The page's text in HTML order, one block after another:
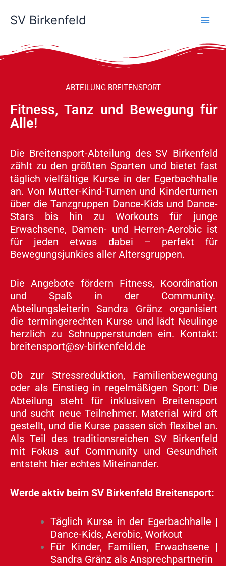
InhaltSV Birkenfeld
ABTEILUNG BREITENSPORT
Fitness, Tanz und Bewegung für
Alle!
Die Breitensport-Abteilung des SV Birkenfeld
zählt zu den größten Sparten und bietet fast
täglich vielfältige Kurse in der Egerbachhalle
an. Von Mutter-Kind-Turnen und Kinderturnen
über die Tanzgruppen Dance-Kids und Dance-
Stars bis hin zu Workouts für junge
Erwachsene, Damen- und Herren-Aerobic ist
für jeden etwas dabei – perfekt für
Bewegungsjunkies aller Altersgruppen.
Die Angebote fördern Fitness, Koordination
und Spaß in der Community.
Abteilungsleiterin Sandra Gränz organisiert
die termingerechten Kurse und lädt Neulinge
herzlich zu Schnupperstunden ein. Kontakt:
breitensport@sv-birkenfeld.de
Ob zur Stressreduktion, Familienbewegung
oder als Einstieg in regelmäßigen Sport: Die
Abteilung steht für inklusiven Breitensport
und sucht neue Teilnehmer. Material wird oft
gestellt, und die Kurse passen sich flexibel an.
Als Teil des traditionsreichen SV Birkenfeld
mit Fokus auf Community und Gesundheit
entsteht hier echtes Miteinander.
Werde aktiv beim SV Birkenfeld Breitensport:
Täglich Kurse in der Egerbachhalle |
Dance-Kids, Aerobic, Workout
Für Kinder, Familien, Erwachsene |
Sandra Gränz als Ansprechpartnerin